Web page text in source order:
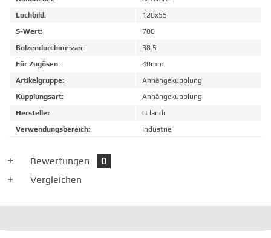
Lochbild:
120x55
S-Wert:
700
Bolzendurchmesser:
38.5
Für Zugösen:
40mm
Artikelgruppe:
Anhängekupplung
Kupplungsart:
Anhängekupplung
Hersteller:
Orlandi
Verwendungsbereich:
Industrie
Bewertungen
0
Vergleichen